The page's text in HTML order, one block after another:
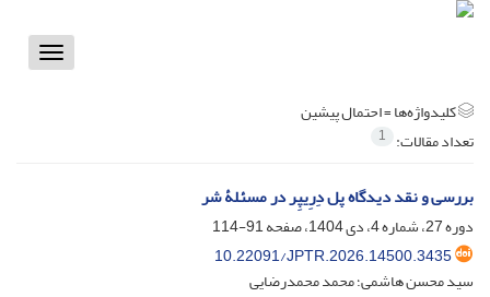
Toggle
کلیدواژه‌ها =احتمال پیشین
تعداد مقالات: 1
بررسی و نقد دیدگاه پل دِرِیپِر در مسئلۀ شر
دوره 27، شماره 4، دی 1404، صفحه
91-114
10.22091/JPTR.2026.14500.3435
سید محسن هاشمی؛ محمد محمدرضایی